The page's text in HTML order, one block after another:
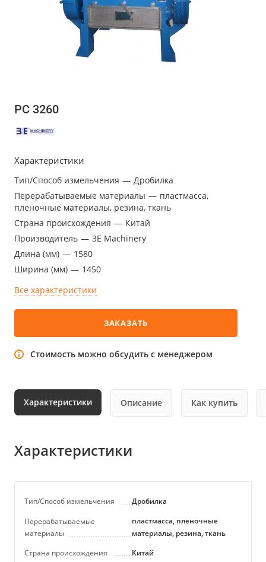
PC 3260
Характеристики
Тип/Способ измельчения — Дробилка
Перерабатываемые материалы — пластмасса,
пленочные материалы, резина, ткань
Страна происхождения — Китай
Производитель — 3E Machinery
Длина (мм) — 1580
Ширина (мм) — 1450
Все характеристики
ЗАКАЗАТЬ
Стоимость можно обсудить с менеджером
Характеристики Описание Как купить
Характеристики
Тип/Способ измельчения
Дробилка
Перерабатываемые
материалы
пластмасса, пленочные
материалы, резина, ткань
Страна происхождения
Китай